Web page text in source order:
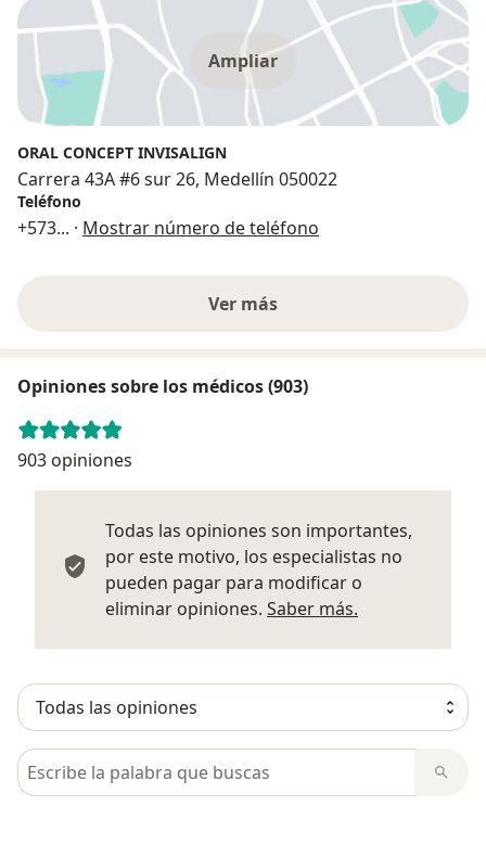
Ampliar
ORAL CONCEPT INVISALIGN
Carrera 43A #6 sur 26, Medellín 050022
Teléfono
+573... · Mostrar número de teléfono
Ver más
Opiniones sobre los médicos (903)
903 opiniones
Todas las opiniones son importantes,
por este motivo, los especialistas no
pueden pagar para modificar o
eliminar opiniones. Saber más.
Busca en opiniones